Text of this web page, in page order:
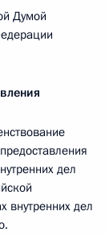
Думой
дел
внутренних дел